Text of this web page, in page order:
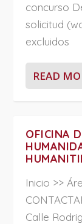
concurso
solicitud
excluidos
READ
OFICINA
Inicio >>
Calle